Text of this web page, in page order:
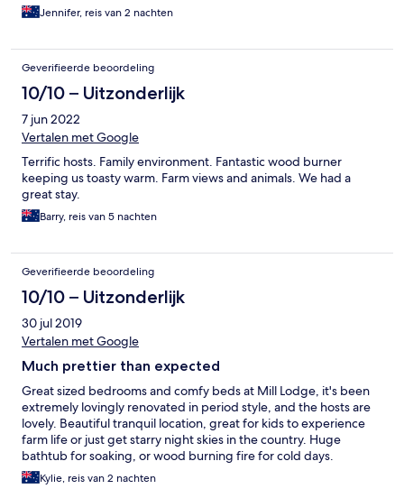
Jennifer, reis van 2 nachten
Geverifieerde beoordeling
10/10 – Uitzonderlijk
7 jun 2022
Vertalen met Google
Terrific hosts. Family environment. Fantastic wood burner
keeping us toasty warm. Farm views and animals. We had a
great stay.
Barry, reis van 5 nachten
Geverifieerde beoordeling
10/10 – Uitzonderlijk
30 jul 2019
Vertalen met Google
Much prettier than expected
Great sized bedrooms and comfy beds at Mill Lodge, it's been
extremely lovingly renovated in period style, and the hosts are
lovely. Beautiful tranquil location, great for kids to experience
farm life or just get starry night skies in the country. Huge
bathtub for soaking, or wood burning fire for cold days.
Kylie, reis van 2 nachten